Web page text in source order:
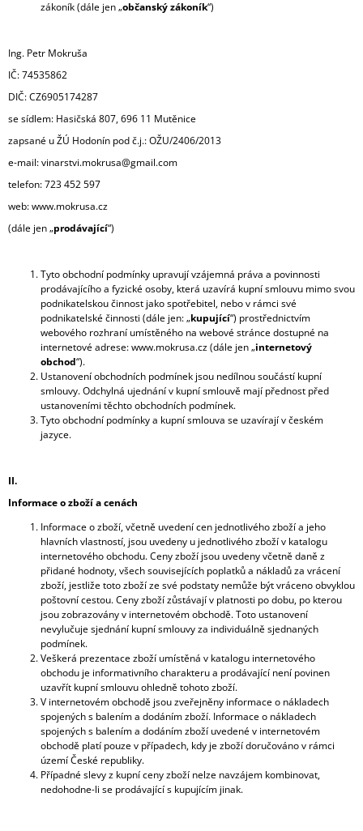
zákoník (dále jen „občanský zákoník“)
Ing. Petr Mokruša
IČ: 74535862
DIČ: CZ6905174287
se sídlem: Hasičská 807, 696 11 Mutěnice
zapsané u ŽÚ Hodonín pod č.j.: OŽU/2406/2013
e-mail:vinarstvi.mokrusa@gmail.com
telefon: 723 452 597
web: www.mokrusa.cz
(dále jen „prodávající“)
Tyto obchodní podmínky upravují vzájemná práva a povinnosti
prodávajícího a fyzické osoby, která uzavírá kupní smlouvu mimo svou
podnikatelskou činnost jako spotřebitel, nebo v rámci své
podnikatelské činnosti (dále jen: „kupující“) prostřednictvím
webového rozhraní umístěného na webové stránce dostupné na
internetové adrese: www.mokrusa.cz (dále jen „internetový
obchod“).
Ustanovení obchodních podmínek jsou nedílnou součástí kupní
smlouvy. Odchylná ujednání v kupní smlouvě mají přednost před
ustanoveními těchto obchodních podmínek.
Tyto obchodní podmínky a kupní smlouva se uzavírají v českém
jazyce.
II.
Informace o zboží a cenách
Informace o zboží, včetně uvedení cen jednotlivého zboží a jeho
hlavních vlastností, jsou uvedeny u jednotlivého zboží v katalogu
internetového obchodu. Ceny zboží jsou uvedeny včetně daně z
přidané hodnoty, všech souvisejících poplatků a nákladů za vrácení
zboží, jestliže toto zboží ze své podstaty nemůže být vráceno obvyklou
poštovní cestou. Ceny zboží zůstávají v platnosti po dobu, po kterou
jsou zobrazovány v internetovém obchodě. Toto ustanovení
nevylučuje sjednání kupní smlouvy za individuálně sjednaných
podmínek.
Veškerá prezentace zboží umístěná v katalogu internetového
obchodu je informativního charakteru a prodávající není povinen
uzavřít kupní smlouvu ohledně tohoto zboží.
V internetovém obchodě jsou zveřejněny informace o nákladech
spojených s balením a dodáním zboží. Informace o nákladech
spojených s balením a dodáním zboží uvedené v internetovém
obchodě platí pouze v případech, kdy je zboží doručováno v rámci
území České republiky.
Případné slevy z kupní ceny zboží nelze navzájem kombinovat,
nedohodne-li se prodávající s kupujícím jinak.
Í
T
?
HLEDAT
2025
194
Kč